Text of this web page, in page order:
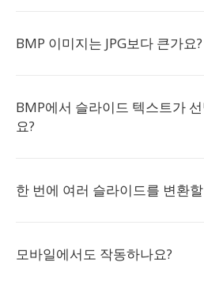
BMP 이미지는 JPG보다 큰가요?
BMP에서 슬라이드 텍스트가
요?
한 번에 여러 슬라이드를 변환
모바일에서도 작동하나요?